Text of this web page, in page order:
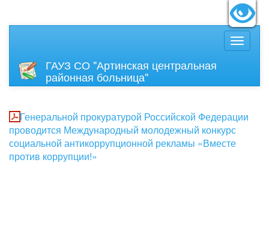
ГАУЗ СО "Артинская центральная
районная больница"
Генеральной прокуратурой Российской Федерации
проводится Международный молодежный конкурс
социальной антикоррупционной рекламы «Вместе
против коррупции!»